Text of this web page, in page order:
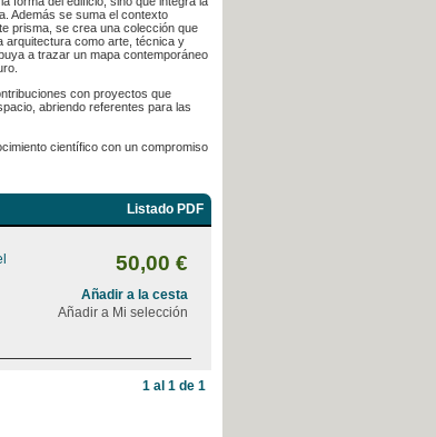
Además se suma el contexto
prisma, se crea una colección que
arquitectura como arte, técnica y
a trazar un mapa contemporáneo
con proyectos que
abriendo referentes para las
científico con un compromiso
Listado PDF
50,00 €
Añadir a la cesta
Añadir a Mi selección
1 al 1 de 1